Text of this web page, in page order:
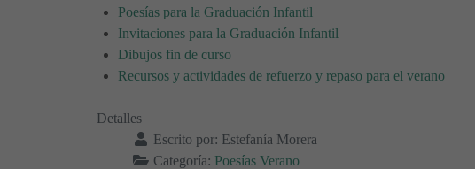
Poesías para la Graduación Infantil
Invitaciones para la Graduación Infantil
Dibujos fin de curso
Recursos y actividades de refuerzo y repaso para el verano
Detalles
Escrito por: Estefanía Morera
Categoría: Poesías Verano